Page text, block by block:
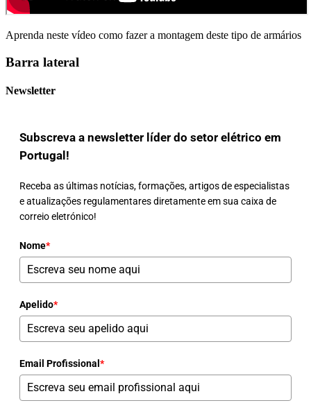
Aprenda neste vídeo como fazer a montagem deste tipo de armários
Barra lateral
Newsletter
Subscreva a newsletter líder do setor elétrico em
Portugal!
Receba as últimas notícias, formações, artigos de especialistas
e atualizações regulamentares diretamente em sua caixa de
correio eletrónico!
Nome*
Apelido*
Email Profissional *